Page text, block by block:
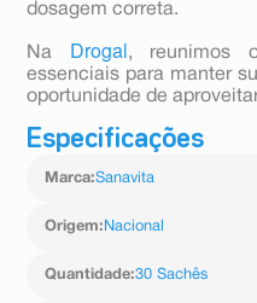
dosagem correta.
Na Drogal, reunimos
essenciais para manter
oportunidade de
Especificações
Marca:Sanavita
Origem: Nacional
Quantidade:30 Sachês